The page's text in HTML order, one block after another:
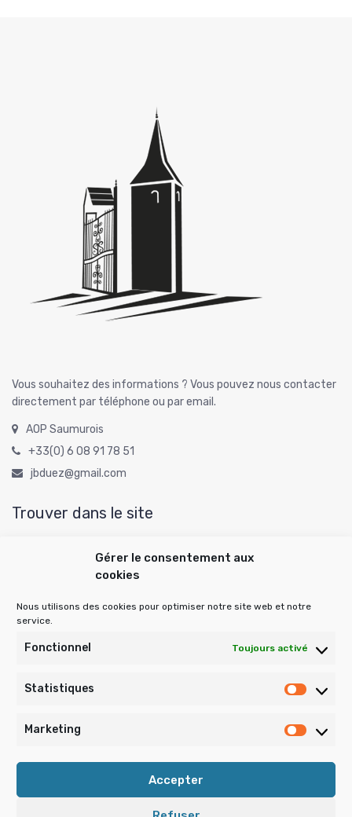
Gérer le consentement aux
cookies
Nous utilisons des cookies pour optimiser notre site web et notre
service.
Fonctionnel Toujours activé
Statistiques
Marketing
Accepter
Vous souhaitez des informations ? Vous pouvez nous contacter
directement par téléphone ou par email.
AOP Saumurois
+33(0) 6 08 91 78 51
jbduez@gmail.com
Trouver dans le site
Publications